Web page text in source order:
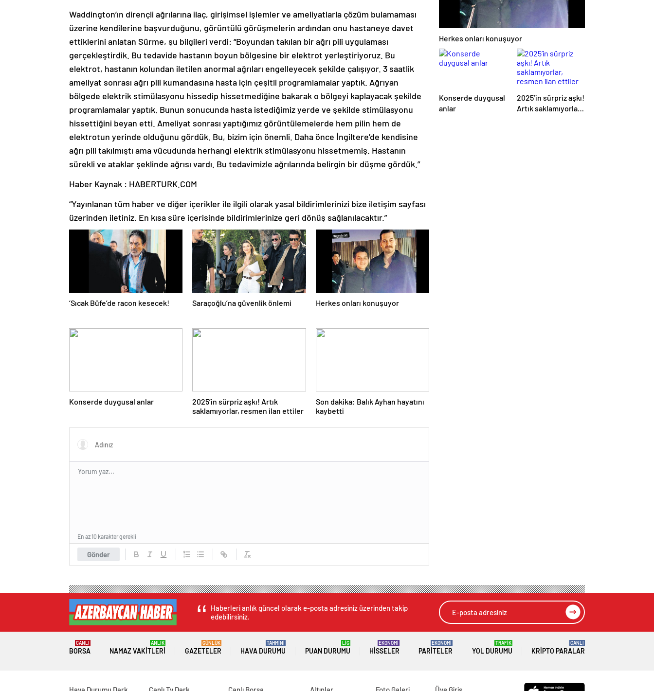
Waddington’ın dirençli ağrılarına ilaç, girişimsel işlemler ve ameliyatlarla çözüm bulamaması
üzerine kendilerine başvurduğunu, görüntülü görüşmelerin ardından onu hastaneye davet
ettiklerini anlatan Sürme, şu bilgileri verdi: “Boyundan takılan bir ağrı pili uygulaması
gerçekleştirdik. Bu tedavide hastanın boyun bölgesine bir elektrot yerleştiriyoruz. Bu
elektrot, hastanın kolundan iletilen anormal ağrıları engelleyecek şekilde çalışıyor. 3 saatlik
ameliyat sonrası ağrı pili kumandasına hasta için çeşitli programlamalar yaptık. Ağrıyan
bölgede elektrik stimülasyonu hissedip hissetmediğine bakarak o bölgeyi kaplayacak şekilde
programlamalar yaptık. Bunun sonucunda hasta istediğimiz yerde ve şekilde stimülasyonu
hissettiğini beyan etti. Ameliyat sonrası yaptığımız görüntülemelerde hem pilin hem de
elektrotun yerinde olduğunu gördük. Bu, bizim için önemli. Daha önce İngiltere’de kendisine
ağrı pili takılmıştı ama vücudunda herhangi elektrik stimülasyonu hissetmemiş. Hastanın
sürekli ve ataklar şeklinde ağrısı vardı. Bu tedavimizle ağrılarında belirgin bir düşme gördük.”
Haber Kaynak : HABERTURK.COM
“Yayınlanan tüm haber ve diğer içerikler ile ilgili olarak yasal bildirimlerinizi bize iletişim sayfası
üzerinden iletiniz. En kısa süre içerisinde bildirimlerinize geri dönüş sağlanılacaktır.”
‘Sıcak Büfe’de racon kesecek! Saraçoğlu’na güvenlik önlemi Herkes onları konuşuyor
Konserde duygusal anlar
2025’in sürpriz aşkı! Artık
saklamıyorlar, resmen ilan ettiler
Son dakika: Balık Ayhan hayatını
kaybetti
Gönder
En az 10 karakter gerekli
Herkes onları konuşuyor
Konserde duygusal
anlar
2025’in sürpriz aşkı!
Artık saklamıyorlar,
Haberleri anlık güncel olarak e-posta adresiniz üzerinden takip
edebilirsiniz.
BORSA
CANLI
NAMAZ VAKITLERI
ANLIK
GAZETELER
GÜNLÜK
HAVA DURUMU
TAHMİNİ
PUAN DURUMU
LİG
HISSELER
EKONOMİ
PARITELER
EKONOMİ
YOL DURUMU
TRAFİK
KRIPTO PARALAR
CANLI